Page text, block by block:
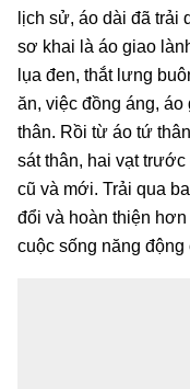
lịch sử, áo dài đã trải
sơ khai là áo giao
lụa đen, thắt lưng
ăn, việc đồng áng,
thân. Rồi từ áo tứ
sát thân, hai vạt
cũ và mới. Trải qua
đổi và hoàn thiện
cuộc sống năng